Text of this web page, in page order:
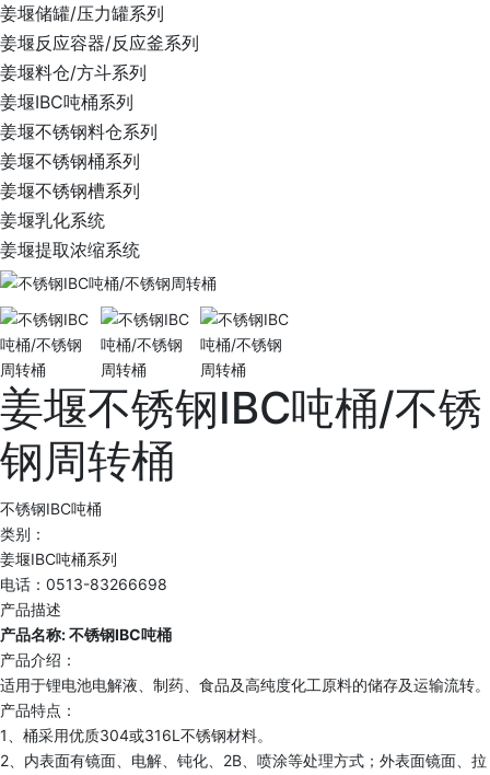
姜堰储罐/压力罐系列
姜堰反应容器/反应釜系列
姜堰料仓/方斗系列
姜堰IBC吨桶系列
姜堰不锈钢料仓系列
姜堰不锈钢桶系列
姜堰不锈钢槽系列
姜堰乳化系统
姜堰提取浓缩系统
姜堰不锈钢IBC吨桶/不锈
钢周转桶
不锈钢IBC吨桶
类别：
姜堰IBC吨桶系列
电话：0513-83266698
产品描述
产品名称: 不锈钢IBC吨桶
产品介绍：
适用于锂电池电解液、制药、食品及高纯度化工原料的储存及运输流转。
产品特点：
1、桶采用优质304或316L不锈钢材料。
2、内表面有镜面、电解、钝化、2B、喷涂等处理方式；外表面镜面、拉